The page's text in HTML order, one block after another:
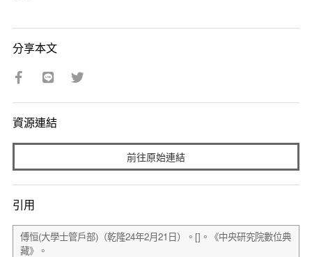
分享本文
資源連結
前往原始連結
引用